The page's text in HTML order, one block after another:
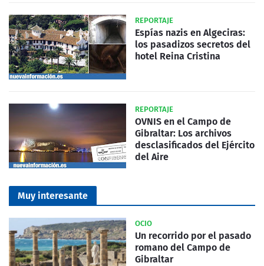
REPORTAJE
Espías nazis en Algeciras:
los pasadizos secretos del
hotel Reina Cristina
REPORTAJE
OVNIS en el Campo de
Gibraltar: Los archivos
desclasificados del Ejército
del Aire
Muy interesante
OCIO
Un recorrido por el pasado
romano del Campo de
Gibraltar